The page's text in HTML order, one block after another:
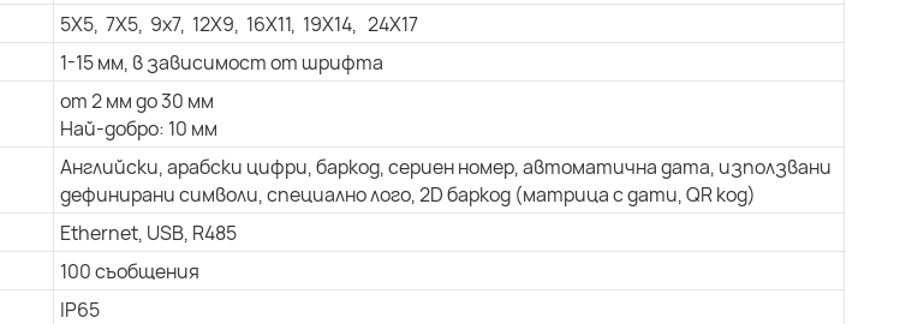
5X5, 7X5, 9x7, 12X9, 16X11, 19X14, 24X17
1-15 мм, в зависимост от шрифта
от 2 мм до 30 мм
Най-добро: 10 мм
Английски, арабски цифри, баркод, сериен номер, автоматична дата, използвани
дефинирани символи, специално лого, 2D баркод (матрица с дати, QR код)
Ethernet, USB, R485
100 съобщения
IP65